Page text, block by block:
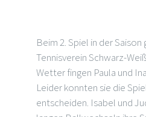
Beim 2. Spiel in der Saison
Tennisverein Schwarz-
Wetter fingen Paula und
Leider konnten sie die
entscheiden. Isabel und